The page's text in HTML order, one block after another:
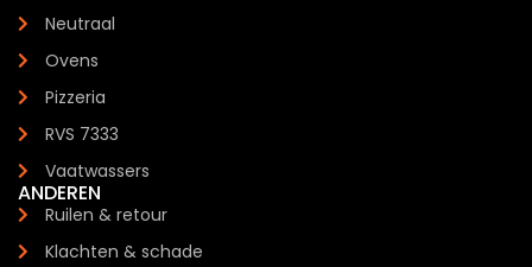
Neutraal
Ovens
Pizzeria
RVS 7333
Vaatwassers
ANDEREN
Ruilen & retour
Klachten & schade